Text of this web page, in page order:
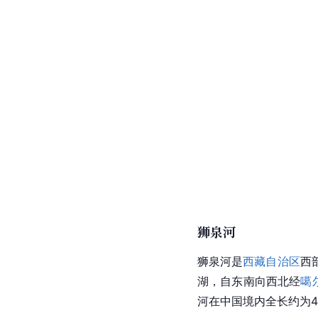
狮泉河
狮泉河是西藏自治区西
湖 ，自东南向西北经噶
河在中国境内全长约为